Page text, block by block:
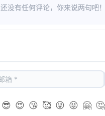
还没有任何评论，你来说两句吧！
😎 😍 😘 🥰 😜 😝 🤗 🤔